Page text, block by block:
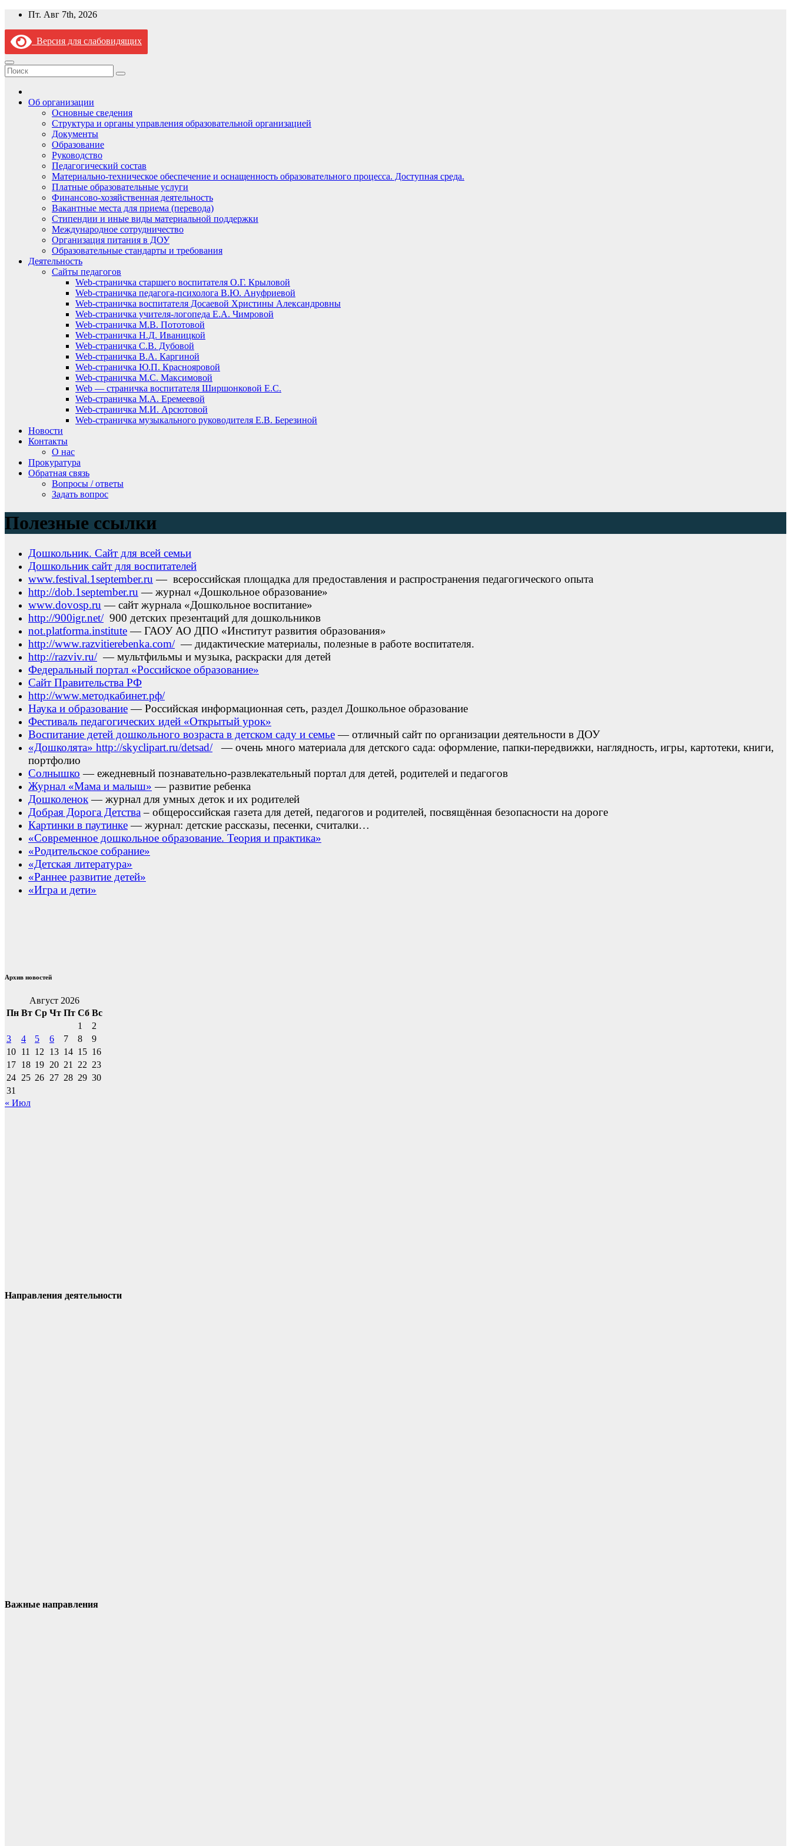
Перейти
содержимому
Пт. Авг 7th, 2026
Версия для слабовидящих
Об организации
Основные сведения
Структура и органы управления образовательной организацией
Документы
Образование
Руководство
Педагогический состав
Материально-техническое обеспечение и оснащенность образовательного процесса. Доступная среда.
Платные образовательные услуги
Финансово-хозяйственная деятельность
Вакантные места для приема (перевода)
Стипендии и иные виды материальной поддержки
Международное сотрудничество
Организация питания в ДОУ
Образовательные стандарты и требования
Деятельность
Сайты педагогов
Web-страничка старшего воспитателя О.Г. Крыловой
Web-страничка педагога-психолога В.Ю. Ануфриевой
Web-страничка воспитателя Досаевой Христины Александровны
Web-страничка учителя-логопеда Е.А. Чимровой
Web-страничка М.В. Пототовой
Web-страничка Н.Д. Иваницкой
Web-страничка С.В. Дубовой
Web-страничка В.А. Каргиной
Web-страничка Ю.П. Краснояровой
Web-страничка М.С. Максимовой
Web — страничка воспитателя Ширшонковой Е.С.
Web-страничка М.А. Еремеевой
Web-страничка М.И. Арсютовой
Web-страничка музыкального руководителя Е.В. Березиной
Новости
Контакты
О нас
Прокуратура
Обратная связь
Вопросы / ответы
Задать вопрос
Полезные ссылки
Дошкольник. Сайт для всей семьи
Дошкольник сайт для воспитателей
www.festival.1september.ru — всероссийская площадка для предоставления и распространения педагогического опыта
http://dob.1september.ru — журнал «Дошкольное образование»
www.dovosp.ru — сайт журнала «Дошкольное воспитание»
http://900igr.net/900 детских презентаций для дошкольников
not.platforma.institute— ГАОУ АО ДПО «Институт развития образования»
http://www.razvitierebenka.com/— дидактические материалы, полезные в работе воспитателя.
http://razviv.ru/— мультфильмы и музыка, раскраски для детей
Федеральный портал «Российское образование»
Сайт Правительства РФ
http://www.методкабинет.рф/
Наука и образование— Российская информационная сеть, раздел Дошкольное образование
Фестиваль педагогических идей «Открытый урок»
Воспитание детей дошкольного возраста в детском саду и семье— отличный сайт по организации деятельности в ДОУ
«Дошколята» http://skyclipart.ru/detsad/— очень много материала для детского сада: оформление, папки-передвижки, наглядность, игры, картотеки, книги,
портфолио
Солнышко — ежедневный познавательно-развлекательный портал для детей, родителей и педагогов
Журнал «Мама и малыш» — развитие ребенка
Дошколенок— журнал для умных деток и их родителей
Добрая Дорога Детства – общероссийская газета для детей, педагогов и родителей, посвящённая безопасности на дороге
Картинки в паутинке— журнал: детские рассказы, песенки, считалки…
«Современное дошкольное образование. Теория и практика»
«Родительское собрание»
«Детская литература»
«Раннее развитие детей»
«Игра и дети»
Архив новостей
Август 2026
Пн Вт Ср Чт Пт Сб Вс
1
2
3
4 5 6 7 8
9
10 11 12 13 14 15 16
17 18 19 20 21 22 23
24 25 26 27 28 29 30
31
« Июл
Направления деятельности
Важные направления